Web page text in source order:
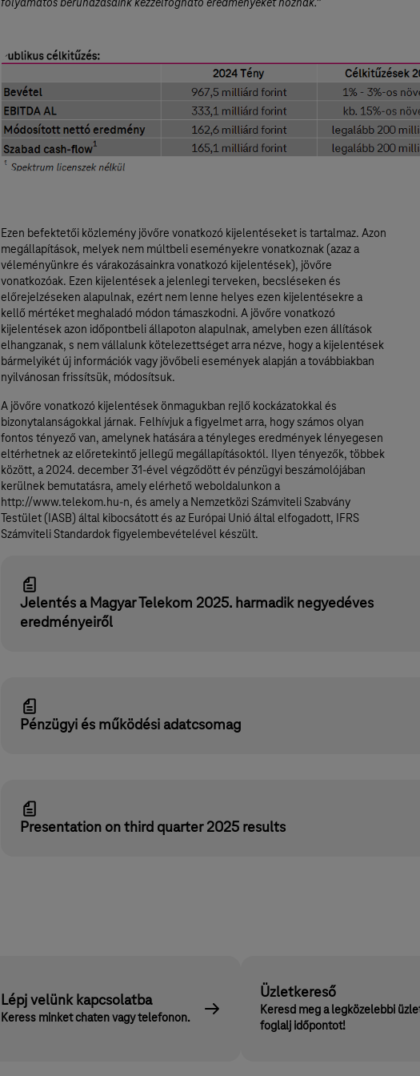
folyamatos beruházásaink kézzelfogható eredményeket hoznak.”
Ezen befektetői közlemény jövőre vonatkozó kijelentéseket is tartalmaz. Azon
megállapítások, melyek nem múltbeli eseményekre vonatkoznak (azaz a
véleményünkre és várakozásainkra vonatkozó kijelentések), jövőre
vonatkozóak. Ezen kijelentések a jelenlegi terveken, becsléseken és
előrejelzéseken alapulnak, ezért nem lenne helyes ezen kijelentésekre a
kellő mértéket meghaladó módon támaszkodni. A jövőre vonatkozó
kijelentések azon időpontbeli állapoton alapulnak, amelyben ezen állítások
elhangzanak, s nem vállalunk kötelezettséget arra nézve, hogy a kijelentések
bármelyikét új információk vagy jövőbeli események alapján a továbbiakban
nyilvánosan frissítsük, módosítsuk.
A jövőre vonatkozó kijelentések önmagukban rejlő kockázatokkal és
bizonytalanságokkal járnak. Felhívjuk a figyelmet arra, hogy számos olyan
fontos tényező van, amelynek hatására a tényleges eredmények lényegesen
eltérhetnek az előretekintő jellegű megállapításoktól. Ilyen tényezők, többek
között, a 2024. december 31-ével végződött év pénzügyi beszámolójában
kerülnek bemutatásra, amely elérhető weboldalunkon a
http://www.telekom.hu-n, és amely a Nemzetközi Számviteli Szabvány
Testület (IASB) által kibocsátott és az Európai Unió által elfogadott, IFRS
Számviteli Standardok figyelembevételével készült.
Jelentés a Magyar Telekom 2025. harmadik negyedéves
eredményeiről
Pénzügyi és működési adatcsomag
Presentation on third quarter 2025 results
Lépj velünk kapcsolatba
Keress minket chaten vagy telefonon.
Üzletkereső
Keresd meg a legközelebbi
foglalj időpontot!